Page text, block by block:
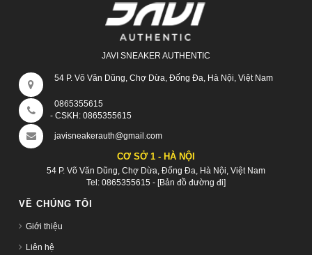
JAVI SNEAKER AUTHENTIC
54 P. Võ Văn Dũng, Chợ Dừa, Đống Đa, Hà Nội, Việt Nam
0865355615
- CSKH: 0865355615
javisneakerauth@gmail.com
CƠ SỞ 1 - HÀ NỘI
54 P. Võ Văn Dũng, Chợ Dừa, Đống Đa, Hà Nội, Việt Nam
Tel: 0865355615 - [Bản đồ đường đi]
VỀ CHÚNG TÔI
Giới thiệu
Liên hệ